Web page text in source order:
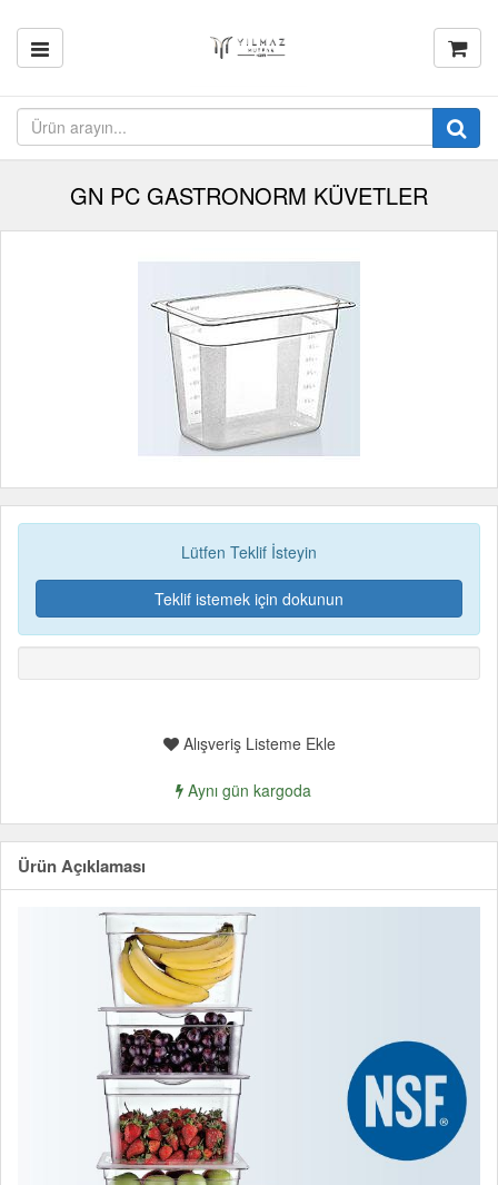
GN PC GASTRONORM KÜVETLER
Lütfen Teklif İsteyin
Teklif istemek için dokunun
Alışveriş Listeme Ekle
Aynı gün kargoda
Ürün Açıklaması